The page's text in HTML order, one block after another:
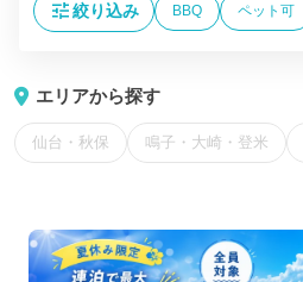
絞り込み BBQ ペット可
エリアから探す
仙台・秋保 鳴子・大崎・登米